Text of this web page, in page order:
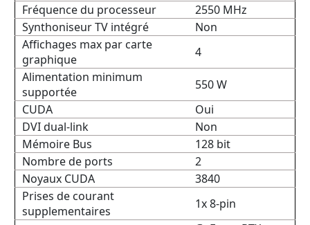
Fréquence du processeur
2550 MHz
Synthoniseur TV intégré
Non
Affichages max par carte
graphique
4
Alimentation minimum
supportée
550 W
CUDA
Oui
DVI dual-link
Non
Mémoire Bus
128 bit
Nombre de ports
2
Noyaux CUDA
3840
Prises de courant
supplementaires
1x 8-pin